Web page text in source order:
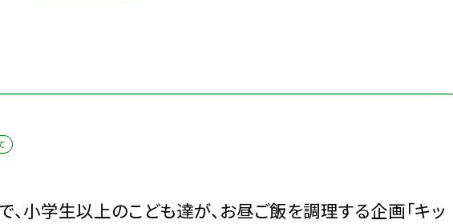
小学生以上のこども達が、お昼ご飯を調理する企画「キッ